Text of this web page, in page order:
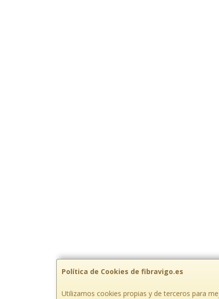
Política de Cookies de fibravigo.es
Utilizamos cookies propias y de terceros para